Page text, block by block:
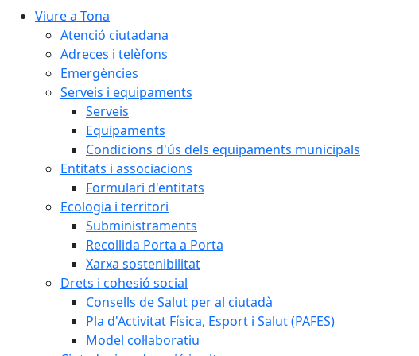
Viure a Tona
Atenció ciutadana
Adreces i telèfons
Emergències
Serveis i equipaments
Serveis
Equipaments
Condicions d'ús dels equipaments municipals
Entitats i associacions
Formulari d'entitats
Ecologia i territori
Subministraments
Recollida Porta a Porta
Xarxa sostenibilitat
Drets i cohesió social
Consells de Salut per al ciutadà
Pla d'Activitat Física, Esport i Salut (PAFES)
Model col·laboratiu